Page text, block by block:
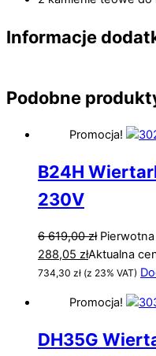
Informacje
Podobne
Promocja!
B24H
230V
6 619,00zł Pierwotna
288,05 złAktualna
734,30 zł (z 23% VAT)
Promocja!
DH35G